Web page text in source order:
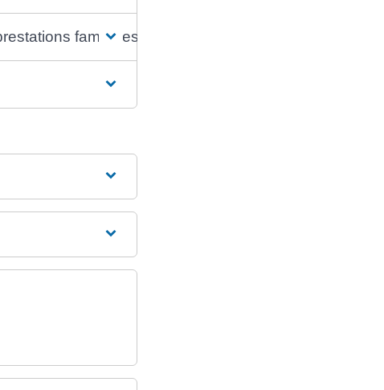
familiales ?